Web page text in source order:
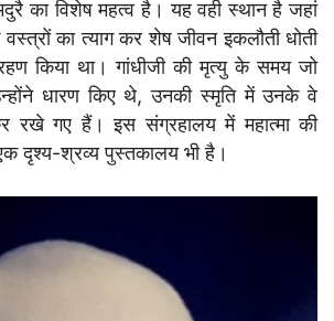
का विशेष महत्व है। यह वही स्थान है जहां
का त्याग कर शेष जीवन इकलौती धोती
किया था। गांधीजी की मृत्यु के समय जो
धारण किए थे, उनकी स्मृति में उनके वे
रखे गए हैं। इस संग्रहालय में महात्मा की
दृश्य-श्रव्य पुस्तकालय भी है।